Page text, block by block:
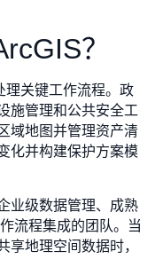
？
理关键工作流程。政
施管理和公共安全工
域地图并管理资产清
化并构建保护方案模
业级数据管理、成熟
流程集成的团队。当
享地理空间数据时，